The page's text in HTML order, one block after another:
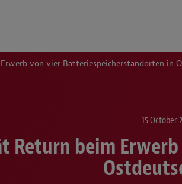
von vier Batteriespeicherstandorten in
15 October
Return beim